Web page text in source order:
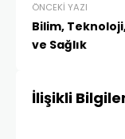
ÖNCEKI YAZI
Bilim,
ve Sağlık
İlişikli